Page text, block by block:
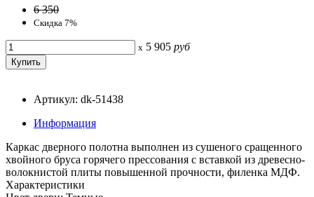
6 350
Скидка 7%
x 5 905 руб
Артикул: dk-51438
Информация
Каркас дверного полотна выполнен из сушеного сращенного
хвойного бруса горячего прессования с вставкой из древесно­
волокнистой плиты повышенной прочности, филенка МДФ.
Характеристики